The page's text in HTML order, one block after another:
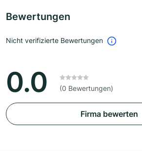
Bewertungen
Nicht verifizierte Bewertungen
0.0 (0 Bewertungen)
Firma bewerten